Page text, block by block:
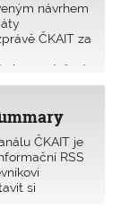
návrhem
ČKAIT za
hospodaření
byla
o 9,9 mil.
ČKAIT je
RSS
si